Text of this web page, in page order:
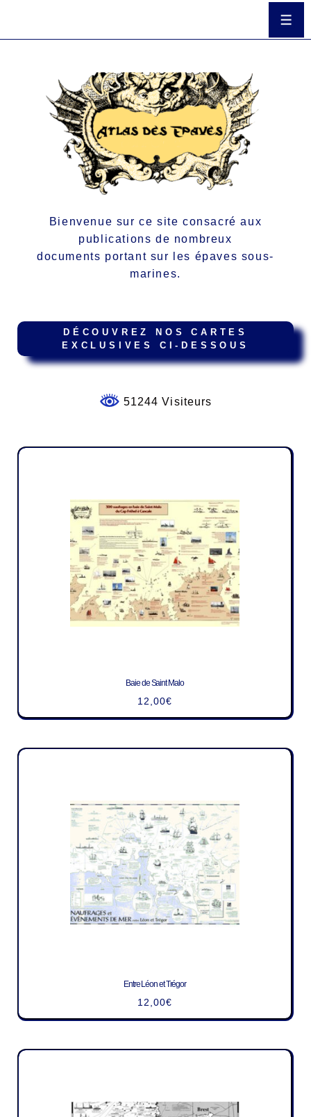
Bienvenue sur ce site consacré aux
publications de nombreux
documents portant sur les épaves sous-
marines.
DÉCOUVREZ NOS CARTES
EXCLUSIVES CI-DESSOUS
51244 Visiteurs
Baie de Saint Malo
12,00€
Entre Léon et Trégor
12,00€